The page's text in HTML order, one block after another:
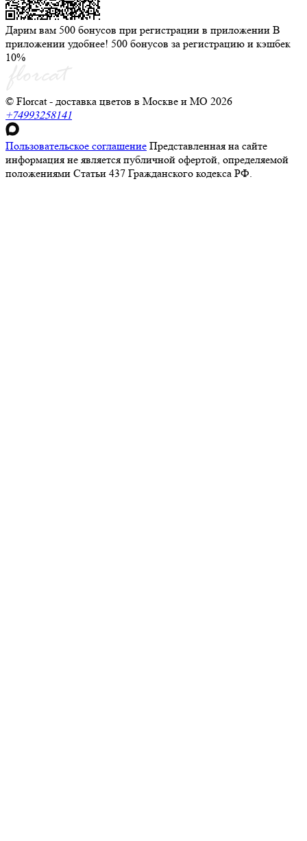
Дарим вам 500 бонусов при регистрации в приложении В
приложении удобнее! 500 бонусов за регистрацию и кэшбек
10%
© Florcat - доставка цветов в Москве и МО 2026
+74993258141
Пользовательское соглашение Представленная на сайте
информация не является публичной офертой, определяемой
положениями Статьи 437 Гражданского кодекса РФ.